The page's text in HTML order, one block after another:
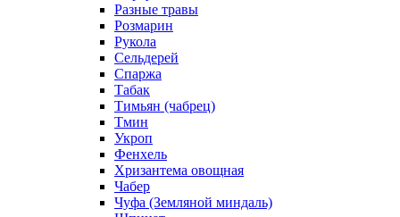
Разные травы
Розмарин
Рукола
Сельдерей
Спаржа
Табак
Тимьян (чабрец)
Тмин
Укроп
Фенхель
Хризантема овощная
Чабер
Чуфа (Земляной миндаль)